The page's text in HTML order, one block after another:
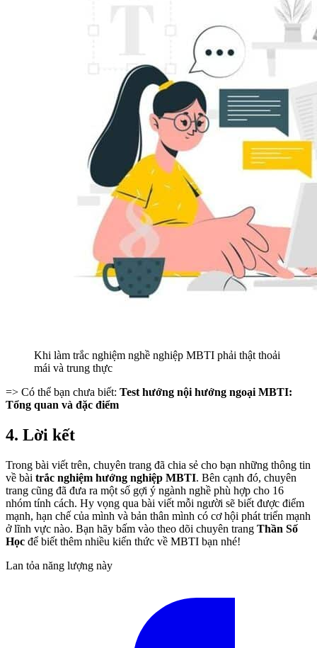
Khi làm trắc nghiệm nghề nghiệp MBTI phải thật thoải
mái và trung thực
=> Có thể bạn chưa biết: Test hướng nội hướng ngoại MBTI:
Tổng quan và đặc điểm
4. Lời kết
Trong bài viết trên, chuyên trang đã chia sẻ cho bạn những thông tin
về bài trắc nghiệm hướng nghiệp MBTI. Bên cạnh đó, chuyên
trang cũng đã đưa ra một số gợi ý ngành nghề phù hợp cho 16
nhóm tính cách. Hy vọng qua bài viết mỗi người sẽ biết được điểm
mạnh, hạn chế của mình và bản thân mình có cơ hội phát triển mạnh
ở lĩnh vực nào. Bạn hãy bấm vào theo dõi chuyên trang Thần Số
Học để biết thêm nhiều kiến thức về MBTI bạn nhé!
Lan tỏa năng lượng này